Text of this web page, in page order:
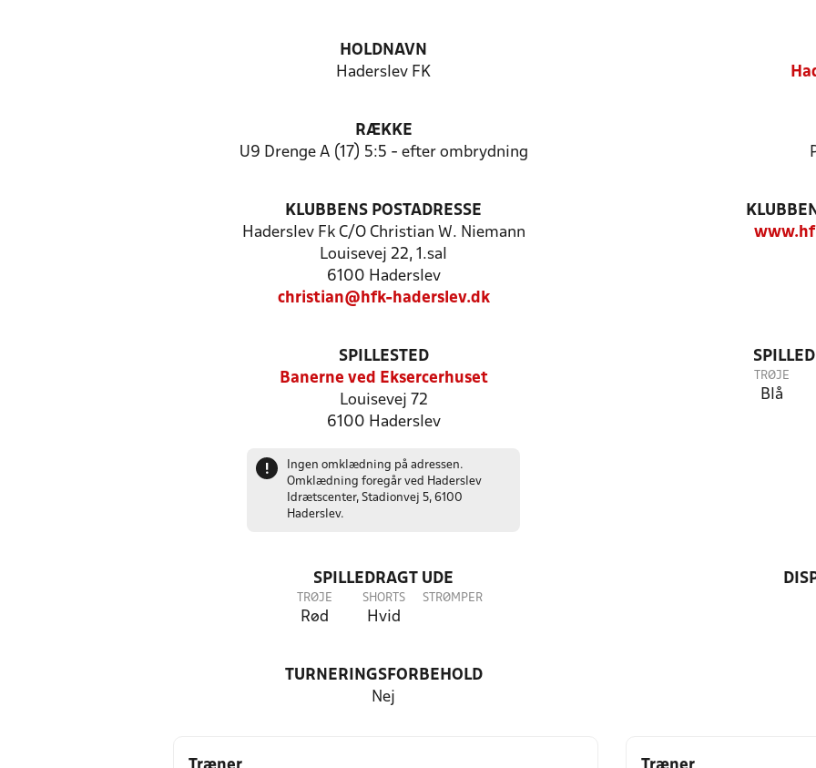
HOLDNAVN
Haderslev FK
RÆKKE
U9 Drenge A (17) 5:5 - efter ombrydning
KLUBBENS POSTADRESSE
Haderslev Fk C/O Christian W. Niemann
Louisevej 22, 1.sal
6100 Haderslev
christian@hfk-haderslev.dk
SPILLESTED
Banerne ved Eksercerhuset
Louisevej 72
6100 Haderslev
!
Ingen omklædning på adressen.
Omklædning foregår ved Haderslev
Idrætscenter, Stadionvej 5, 6100
Haderslev.
TRØJE
Blå
SPILLEDRAGT UDE
TRØJE
Rød
SHORTS
Hvid
STRØMPER
TURNERINGSFORBEHOLD
Nej